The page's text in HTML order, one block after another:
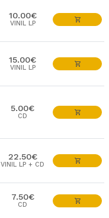
10.00€
VINIL LP
15.00€
VINIL LP
5.00€
CD
22.50€
VINIL LP + CD
7.50€
CD